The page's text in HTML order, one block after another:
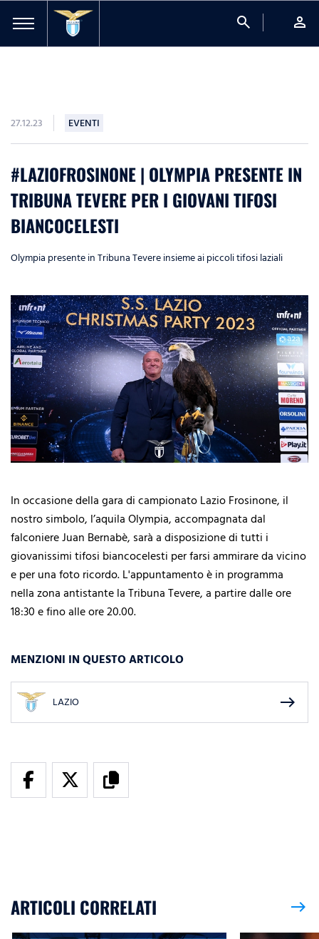
search person
27.12.23 EVENTI
#LAZIOFROSINONE | OLYMPIA PRESENTE IN
TRIBUNA TEVERE PER I GIOVANI TIFOSI
BIANCOCELESTI
Olympia presente in Tribuna Tevere insieme ai piccoli tifosi laziali
In occasione della gara di campionato Lazio Frosinone, il
nostro simbolo, l’aquila Olympia, accompagnata dal
falconiere Juan Bernabè, sarà a disposizione di tutti i
giovanissimi tifosi biancocelesti per farsi ammirare da vicino
e per una foto ricordo. L'appuntamento è in programma
nella zona antistante la Tribuna Tevere, a partire dalle ore
18:30 e fino alle ore 20.00.
MENZIONI IN QUESTO ARTICOLO
LAZIO east
ARTICOLI CORRELATI east